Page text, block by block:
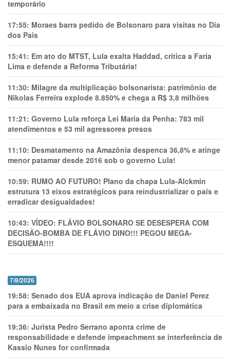
temporário
17:55: Moraes barra pedido de Bolsonaro para visitas no Dia
dos Pais
15:41: Em ato do MTST, Lula exalta Haddad, critica a Faria
Lima e defende a Reforma Tributária!
11:30: Milagre da multiplicação bolsonarista: patrimônio de
Nikolas Ferreira explode 8.850% e chega a R$ 3,8 milhões
11:21: Governo Lula reforça Lei Maria da Penha: 783 mil
atendimentos e 53 mil agressores presos
11:10: Desmatamento na Amazônia despenca 36,8% e atinge
menor patamar desde 2016 sob o governo Lula!
10:59: RUMO AO FUTURO! Plano da chapa Lula-Alckmin
estrutura 13 eixos estratégicos para reindustrializar o país e
erradicar desigualdades!
10:43: VÍDEO: FLÁVIO BOLSONARO SE DESESPERA COM
DECISÃO-BOMBA DE FLÁVIO DINO!!! PEGOU MEGA-
ESQUEMA!!!!
7/8/2026
19:58: Senado dos EUA aprova indicação de Daniel Perez
para a embaixada no Brasil em meio a crise diplomática
19:36: Jurista Pedro Serrano aponta crime de
responsabilidade e defende impeachment se interferência de
Kassio Nunes for confirmada